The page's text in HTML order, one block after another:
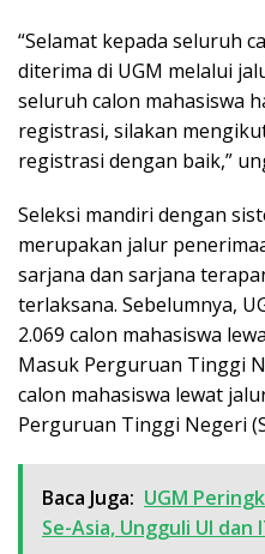
“Selamat kepada seluruh
diterima di UGM melalui
seluruh calon mahasiswa
registrasi, silakan
registrasi dengan baik,”
Seleksi mandiri dengan
merupakan jalur
sarjana dan sarjana
terlaksana. Sebelumnya,
2.069 calon mahasiswa
Masuk Perguruan Tinggi
calon mahasiswa lewat
Perguruan Tinggi Negeri
Baca Juga: UGM
Se-Asia, Ungguli UI dan